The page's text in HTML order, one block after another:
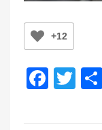
+12
F
T